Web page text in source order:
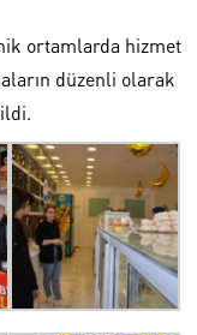
ortamlarda hizmet
düzenli olarak